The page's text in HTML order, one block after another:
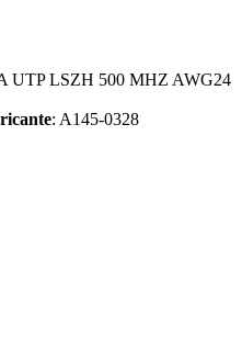
UTP LSZH 500 MHZ AWG24
: A145-0328